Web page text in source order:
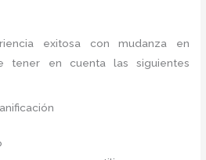
exitosa con mudanza en
tener en cuenta las siguientes